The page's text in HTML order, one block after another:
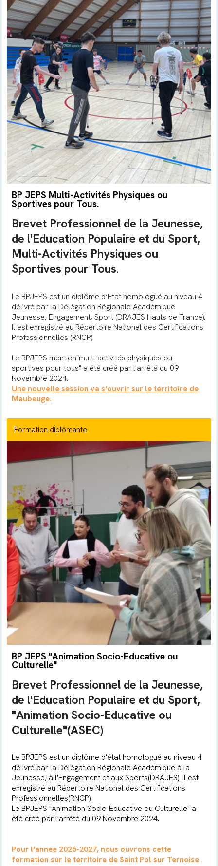
BP JEPS Multi-Activités Physiques ou
Sportives pour Tous.
Brevet Professionnel de la Jeunesse,
de l'Education Populaire et du Sport,
Multi-Activités Physiques ou
Sportives pour Tous.
Le BPJEPS est un diplôme d’Etat homologué au niveau 4
délivré par la Délégation Régionale Académique
Jeunesse, Engagement, Sport (DRAJES Hauts de France).
Il est enregistré au Répertoire National des Certifications
Professionnelles (RNCP).
Le BPJEPS mention"multi-activités physiques ou
sportives pour tous" a été créé par l'arrêté du 09
Novembre 2024.
Une nouvelle session va s'ouvrir sur le territoire de
Maubeuge.
Formation diplômante
BP JEPS "Animation Socio-Educative ou
Culturelle"
Brevet Professionnel de la Jeunesse,
de l'Education Populaire et du Sport,
"Animation Socio-Educative ou
Culturelle"(ASEC)
Le BPJEPS est un diplôme d'état homologué au niveau 4
délivré par la Délégation Régionale Académique à la
Jeunesse, à l'Engagement et aux Sports(DRAJES). Il est
enregistré au Répertoire National des Certifications
Professionnelles(RNCP).
Le BPJEPS "Animation Socio-Educative ou Culturelle" a
été créé par l'arrêté du 09 Novembre 2024.
Pour l'année 2026-2027, nous ouvrons cette
formation sur le territoire de Saint Pol sur Ternoise.